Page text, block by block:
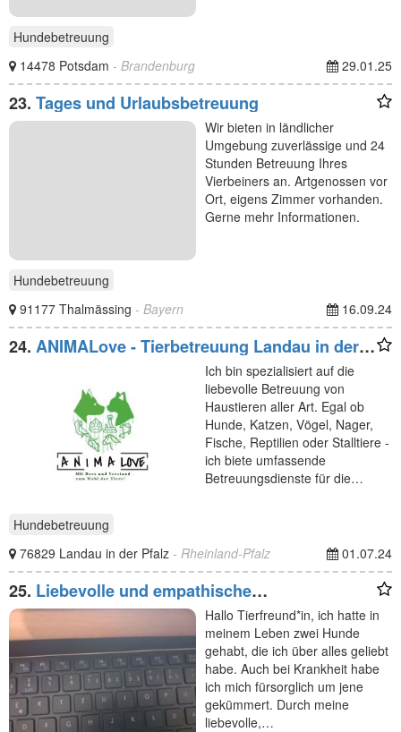
Hundebetreuung
14478 Potsdam - Brandenburg 29.01.25
23. Tages und Urlaubsbetreuung
Wir bieten in ländlicher
Umgebung zuverlässige und 24
Stunden Betreuung Ihres
Vierbeiners an. Artgenossen vor
Ort, eigens Zimmer vorhanden.
Gerne mehr Informationen.
Hundebetreuung
91177 Thalmässing - Bayern 16.09.24
24. ANIMALove - Tierbetreuung Landau in der
Pfalz und Umgebung - Jennifer Ehrismann-
Ich bin spezialisiert auf die
liebevolle Betreuung von
Haustieren aller Art. Egal ob
Hunde, Katzen, Vögel, Nager,
Fische, Reptilien oder Stalltiere -
ich biete umfassende
Betreuungsdienste für die…
Hundebetreuung
76829 Landau in der Pfalz - Rheinland-Pfalz 01.07.24
25. Liebevolle und empathische
Hundebetreuung
Hallo Tierfreund*in, ich hatte in
meinem Leben zwei Hunde
gehabt, die ich über alles geliebt
habe. Auch bei Krankheit habe
ich mich fürsorglich um jene
gekümmert. Durch meine
liebevolle,…